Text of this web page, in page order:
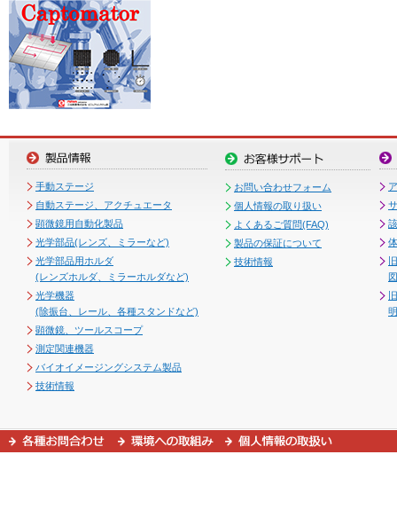
手動ステージ
自動ステージ、アクチュエータ
顕微鏡用自動化製品
光学部品(レンズ、ミラーなど)
光学部品用ホルダ
(レンズホルダ、ミラーホルダなど)
光学機器
(除振台、レール、各種スタンドなど)
顕微鏡、ツールスコープ
測定関連機器
バイオイメージングシステム製品
技術情報
お問い合わせフォーム
個人情報の取り扱い
よくあるご質問(FAQ)
製品の保証について
技術情報